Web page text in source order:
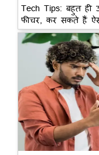
Tech Tips: बहुत ही
फीचर, कर सकते हैं